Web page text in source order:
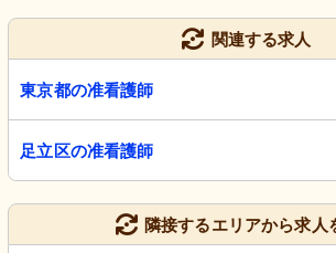
関連する求人
東京都の准看護師
足立区の准看護師
隣接するエリアから求人